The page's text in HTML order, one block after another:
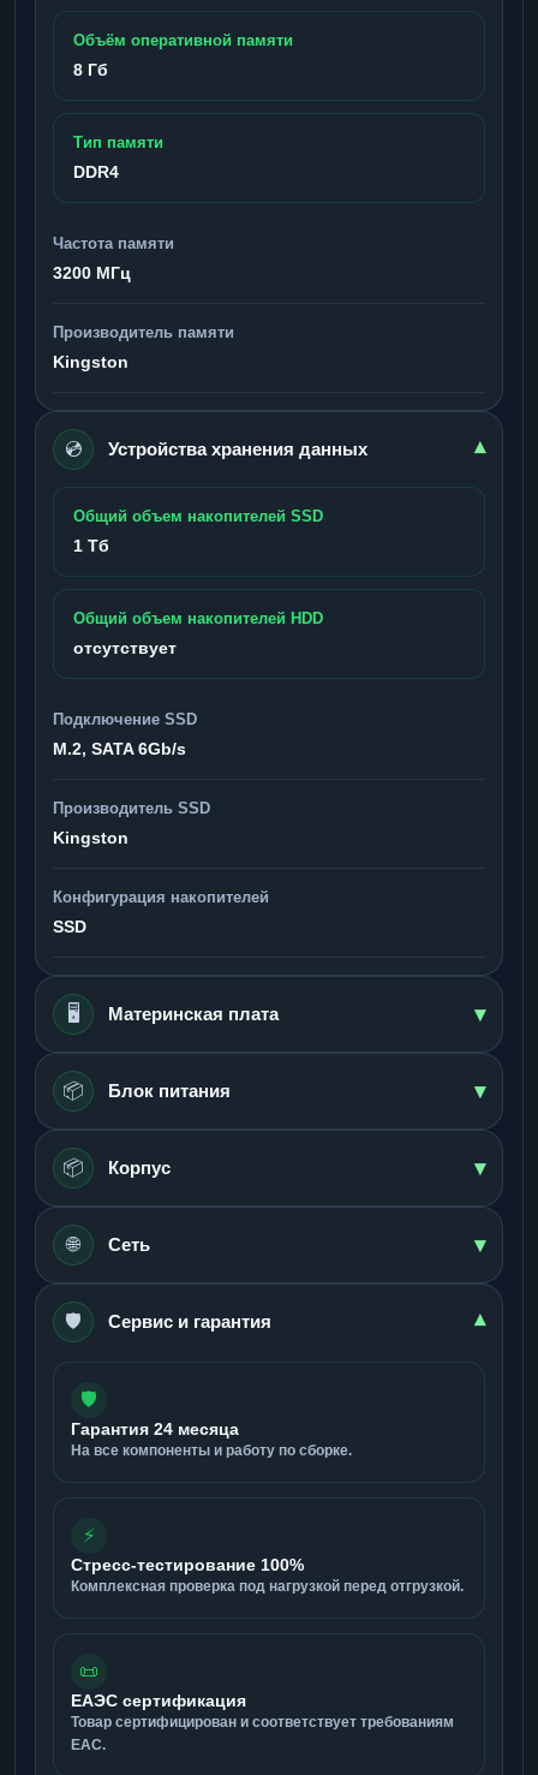
Объём оперативной памяти
8 Гб
Тип памяти
DDR4
Частота памяти
3200 МГц
Производитель памяти
Kingston
💿 Устройства хранения данных ▾
Общий объем накопителей SSD
1 Тб
Общий объем накопителей HDD
отсутствует
Подключение SSD
M.2, SATA 6Gb/s
Производитель SSD
Kingston
Конфигурация накопителей
SSD
🖥️ Материнская плата ▾
📦 Блок питания ▾
📦 Корпус ▾
🌐 Сеть ▾
🛡️ Сервис и гарантия ▾
🛡️
Гарантия 24 месяца
На все компоненты и работу по сборке.
⚡
Стресс-тестирование 100%
Комплексная проверка под нагрузкой перед отгрузкой.
📜
ЕАЭС сертификация
Товар сертифицирован и соответствует требованиям
ЕАС.